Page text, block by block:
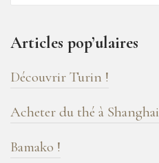
de
blog
!
Articles pop’ulaires
Découvrir Turin !
Acheter du thé à Shanghai
Bamako !